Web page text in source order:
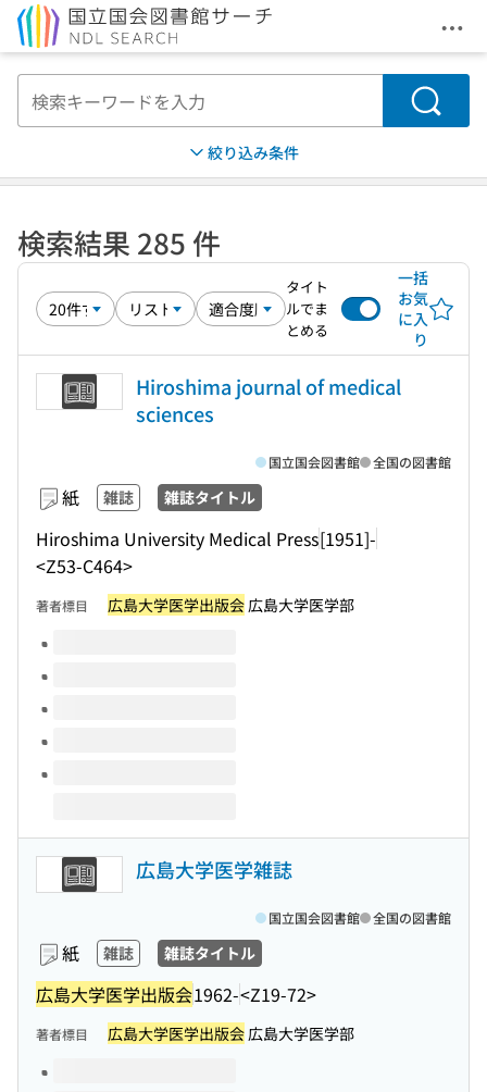
メ
検索
絞り込み条件
検索結果 285 件
タイト
ルでま
とめる
一括
お気
に入
り
Hiroshima journal of medical
sciences
紙 雑誌 雑誌タイトル
Hiroshima University Medical Press[1951]-
<Z53-C464>
国立国会図書館 全国の図書館
著者標目 広島大学医学出版会広島大学医学部
このタイトルの巻号
広島大学医学雑誌
紙 雑誌 雑誌タイトル
広島大学医学出版会1962-<Z19-72>
国立国会図書館 全国の図書館
著者標目 広島大学医学出版会広島大学医学部
このタイトルの巻号